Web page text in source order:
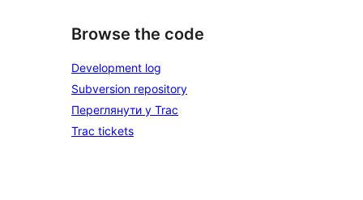
Browse the code
Development log
Subversion repository
Переглянути у Trac
Trac tickets